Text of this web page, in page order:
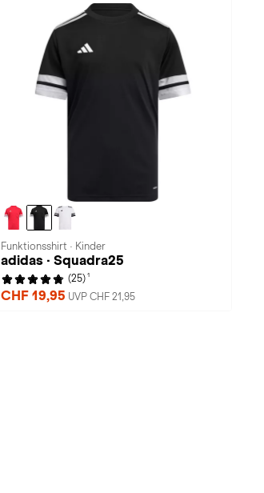
Funktionsshirt · Kinder
adidas · Squadra25
(25) 1
CHF 19,95 UVP CHF 21,95